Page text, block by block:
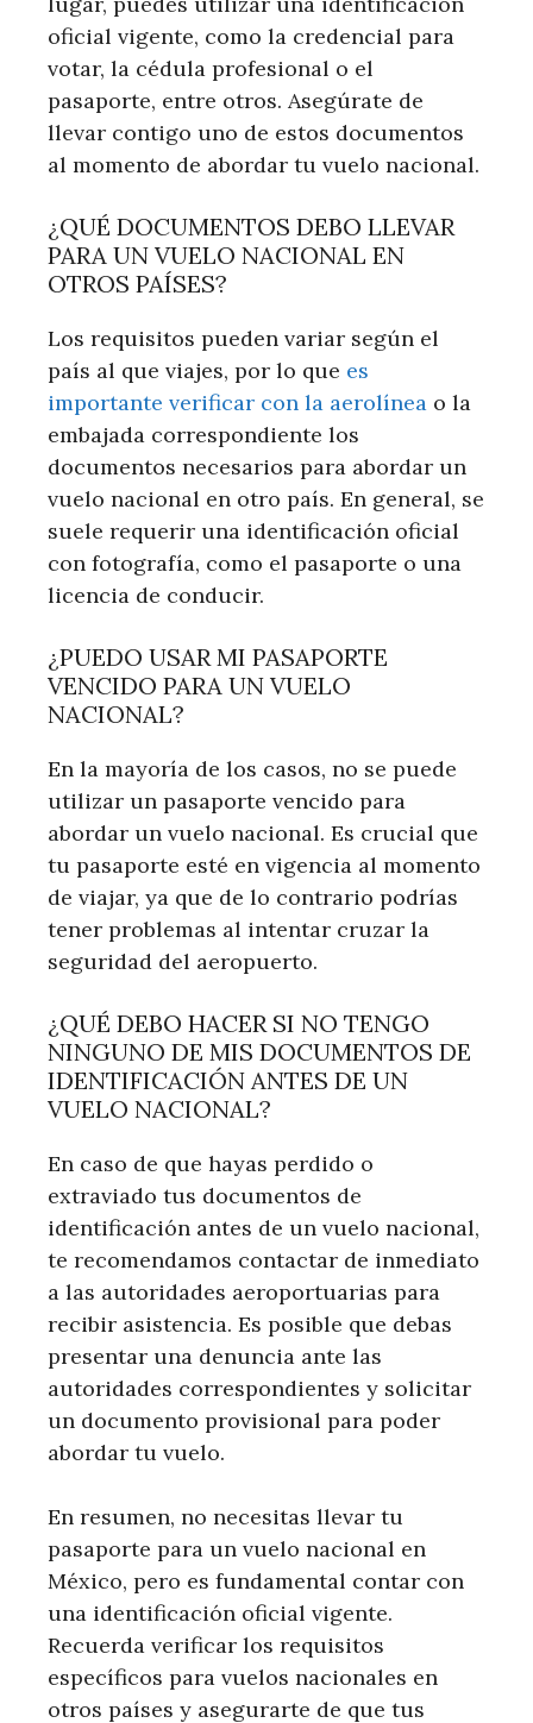
oficial vigente, como la credencial para
votar, la cédula profesional o el
pasaporte, entre otros. Asegúrate de
llevar contigo uno de estos documentos
al momento de abordar tu vuelo nacional.
¿QUÉ DOCUMENTOS DEBO LLEVAR
PARA UN VUELO NACIONAL EN
OTROS PAÍSES?
Los requisitos pueden variar según el
país al que viajes, por lo que es
importante verificar con la aerolínea o la
embajada correspondiente los
documentos necesarios para abordar un
vuelo nacional en otro país. En general, se
suele requerir una identificación oficial
con fotografía, como el pasaporte o una
licencia de conducir.
¿PUEDO USAR MI PASAPORTE
VENCIDO PARA UN VUELO
NACIONAL?
En la mayoría de los casos, no se puede
utilizar un pasaporte vencido para
abordar un vuelo nacional. Es crucial que
tu pasaporte esté en vigencia al momento
de viajar, ya que de lo contrario podrías
tener problemas al intentar cruzar la
seguridad del aeropuerto.
¿QUÉ DEBO HACER SI NO TENGO
NINGUNO DE MIS DOCUMENTOS DE
IDENTIFICACIÓN ANTES DE UN
VUELO NACIONAL?
En caso de que hayas perdido o
extraviado tus documentos de
identificación antes de un vuelo nacional,
te recomendamos contactar de inmediato
a las autoridades aeroportuarias para
recibir asistencia. Es posible que debas
presentar una denuncia ante las
autoridades correspondientes y solicitar
un documento provisional para poder
abordar tu vuelo.
En resumen, no necesitas llevar tu
pasaporte para un vuelo nacional en
México, pero es fundamental contar con
una identificación oficial vigente.
Recuerda verificar los requisitos
específicos para vuelos nacionales en
otros países y asegurarte de que tus